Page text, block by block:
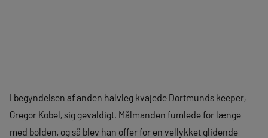
I begyndelsen af anden halvleg kvajede Dortmunds keeper,
Gregor Kobel, sig gevaldigt. Målmanden fumlede for længe
med bolden, og så blev han offer for en vellykket glidende